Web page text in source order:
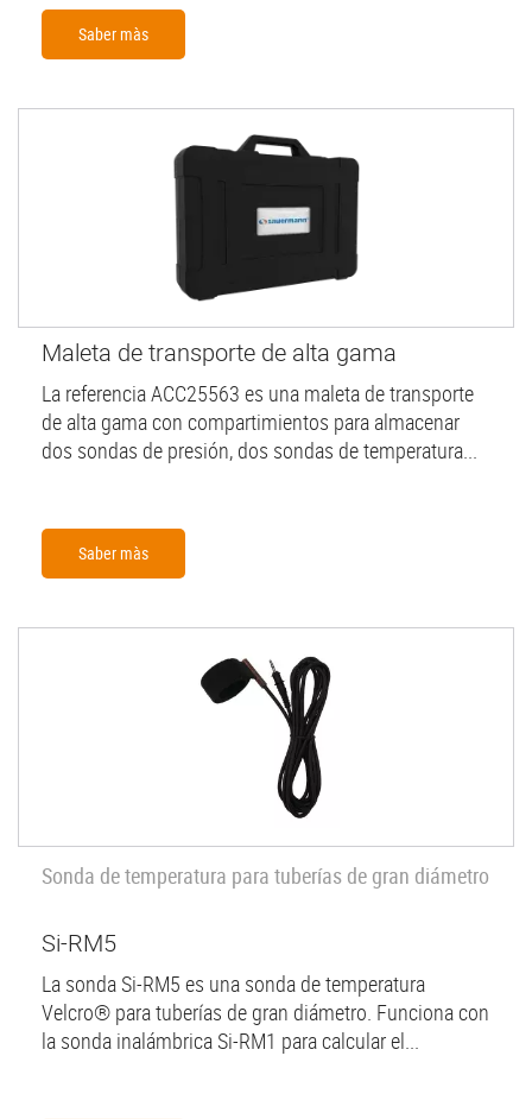
Saber màs
Maleta de transporte de alta gama
La referencia ACC25563 es una maleta de transporte
de alta gama con compartimientos para almacenar
dos sondas de presión, dos sondas de temperatura...
Saber màs
Sonda de temperatura para tuberías de gran diámetro
Si-RM5
La sonda Si-RM5 es una sonda de temperatura
Velcro® para tuberías de gran diámetro. Funciona con
la sonda inalámbrica Si-RM1 para calcular el...